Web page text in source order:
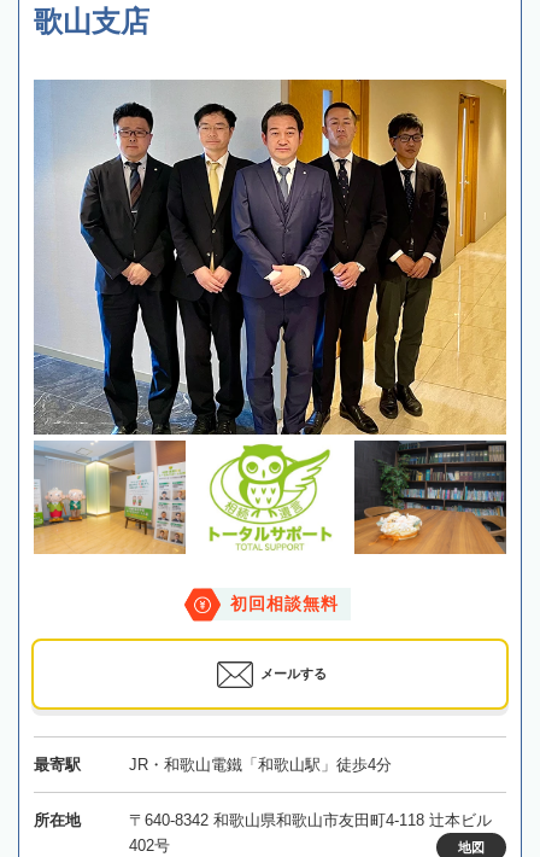
歌山支店
初回相談無料
メールする
最寄駅 JR・和歌山電鐵「和歌山駅」徒歩4分
所在地
〒640-8342 和歌山県和歌山市友田町4-118 辻本ビル
402号
地図